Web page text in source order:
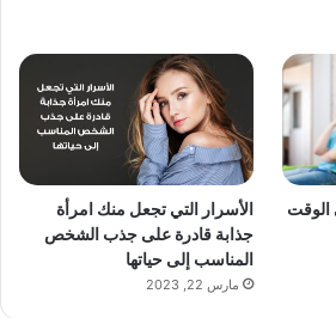
الوقت
الأسرار التي تجعل منك امرأة
جذابة قادرة على جذب الشخص
المناسب إلى حياتها
مارس 22, 2023